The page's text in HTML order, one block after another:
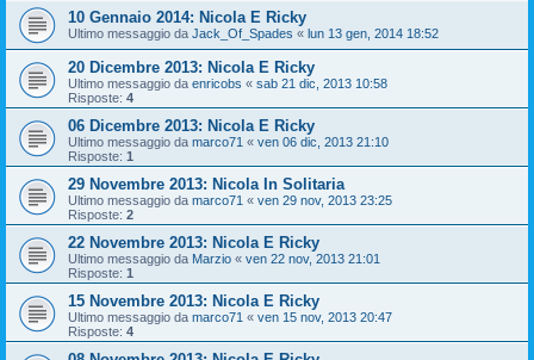
10 Gennaio 2014: Nicola E Ricky
Ultimo messaggio da Jack_Of_Spades « lun 13 gen, 2014 18:52
20 Dicembre 2013: Nicola E Ricky
Ultimo messaggio da enricobs « sab 21 dic, 2013 10:58
Risposte: 4
06 Dicembre 2013: Nicola E Ricky
Ultimo messaggio da marco71 « ven 06 dic, 2013 21:10
Risposte: 1
29 Novembre 2013: Nicola In Solitaria
Ultimo messaggio da marco71 « ven 29 nov, 2013 23:25
Risposte: 2
22 Novembre 2013: Nicola E Ricky
Ultimo messaggio da Marzio « ven 22 nov, 2013 21:01
Risposte: 1
15 Novembre 2013: Nicola E Ricky
Ultimo messaggio da marco71 « ven 15 nov, 2013 20:47
Risposte: 4